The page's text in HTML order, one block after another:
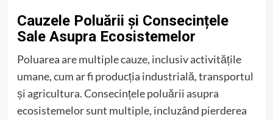
Cauzele Poluării și Consecințele
Sale Asupra Ecosistemelor
Poluarea are multiple cauze, inclusiv activitățile
umane, cum ar fi producția industrială, transportul
și agricultura. Consecințele poluării asupra
ecosistemelor sunt multiple, incluzând pierderea